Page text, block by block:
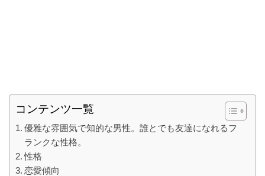
コンテンツ一覧
優雅な雰囲気で知的な男性。誰とでも友達になれるフ
ランクな性格。
性格
恋愛傾向